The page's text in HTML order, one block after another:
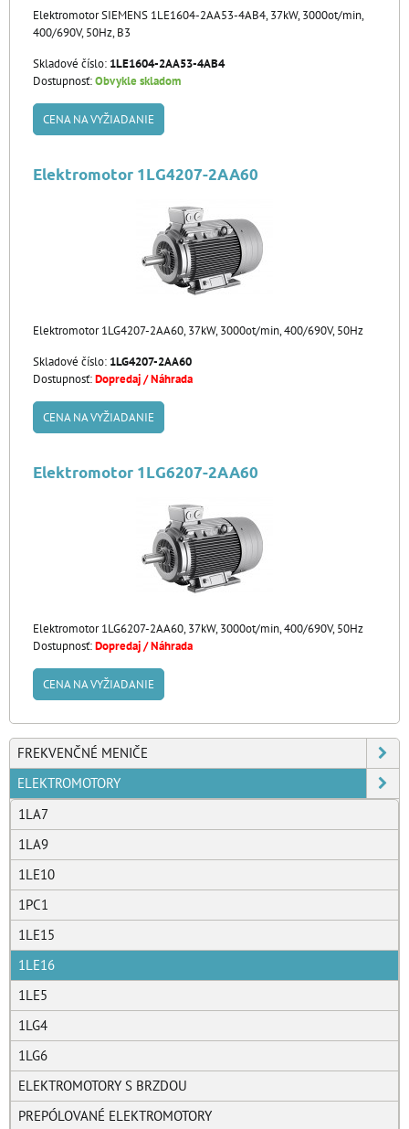
Elektromotor SIEMENS 1LE1604-2AA53-4AB4, 37kW, 3000ot/min,
400/690V, 50Hz, B3
Skladové číslo: 1LE1604-2AA53-4AB4
Dostupnosť:Obvykle skladom
CENA NA VYŽIADANIE
Elektromotor 1LG4207-2AA60
Elektromotor 1LG4207-2AA60, 37kW, 3000ot/min, 400/690V, 50Hz
Skladové číslo: 1LG4207-2AA60
Dostupnosť:Dopredaj / Náhrada
CENA NA VYŽIADANIE
Elektromotor 1LG6207-2AA60
Elektromotor 1LG6207-2AA60, 37kW, 3000ot/min, 400/690V, 50Hz
Dostupnosť:Dopredaj / Náhrada
CENA NA VYŽIADANIE
FREKVENČNÉ MENIČE
ELEKTROMOTORY
1LA7
1LA9
1LE10
1PC1
1LE15
1LE16
1LE5
1LG4
1LG6
ELEKTROMOTORY S BRZDOU
PREPÓLOVANÉ ELEKTROMOTORY